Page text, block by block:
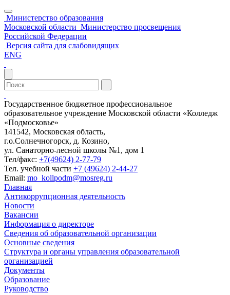
Министерство образования
Московской области Министерство просвещения
Российской Федерации
Версия сайта для слабовидящих
ENG
Государственное бюджетное профессиональное
образовательное учреждение Московской области «Колледж
«Подмосковье»
141542, Московская область,
г.о.Солнечногорск, д. Козино,
ул. Санаторно-лесной школы №1, дом 1
Тел/факс: +7(49624) 2-77-79
Тел. учебной части +7 (49624) 2-44-27
Email: mo_kollpodm@mosreg.ru
Главная
Антикоррупционная деятельность
Новости
Вакансии
Информация о директоре
Сведения об образовательной организации
Основные сведения
Структура и органы управления образовательной
организацией
Документы
Образование
Руководство